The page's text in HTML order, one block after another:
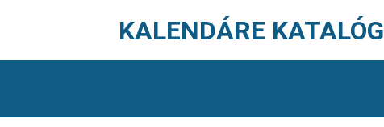
KALENDÁRE KATALÓG